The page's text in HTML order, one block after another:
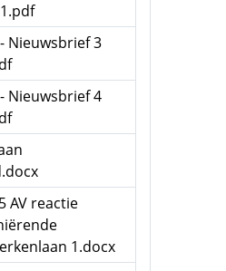
Nieuwsbrief 3
Nieuwsbrief 4
AV reactie
1.docx